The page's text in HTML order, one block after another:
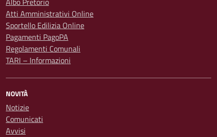
Atti Amministrativi Online
Sportello Edilizia Online
Pagamenti PagoPA
Regolamenti Comunali
TARI – Informazioni
NOVITÀ
Notizie
Comunicati
Avvisi